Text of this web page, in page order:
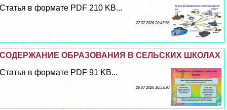
Статья в формате PDF 210 KB...
27 07 2026 20:47:56
СОДЕРЖАНИЕ ОБРАЗОВАНИЯ В СЕЛЬСКИХ ШКОЛАХ
Статья в формате PDF 91 KB...
26 07 2026 10:53:30